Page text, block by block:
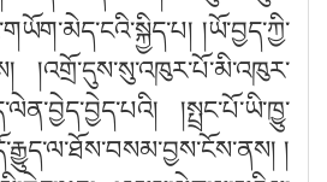
།ཡོ་བྱད་ཀྱི་
།འགྲོ་དུས་སུ་འཁུར་པོ་མི་འཁུར་
།སྤྲང་པོ་ཡི་ཁྱུ་
།